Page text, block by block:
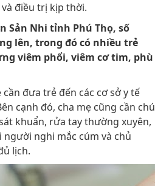
điều trị kịp thời.
Sản Nhi tỉnh Phú Thọ, số
lên, trong đó có nhiều trẻ
viêm phổi, viêm cơ tim, phù
đưa trẻ đến các cơ sở y tế
cạnh đó, cha mẹ cũng cần chú
khuẩn, rửa tay thường xuyên,
nghi mắc cúm và chủ
lịch.